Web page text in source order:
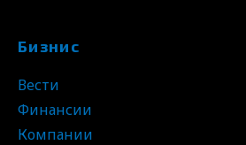
Бизнис
Вести
Финансии
Компании